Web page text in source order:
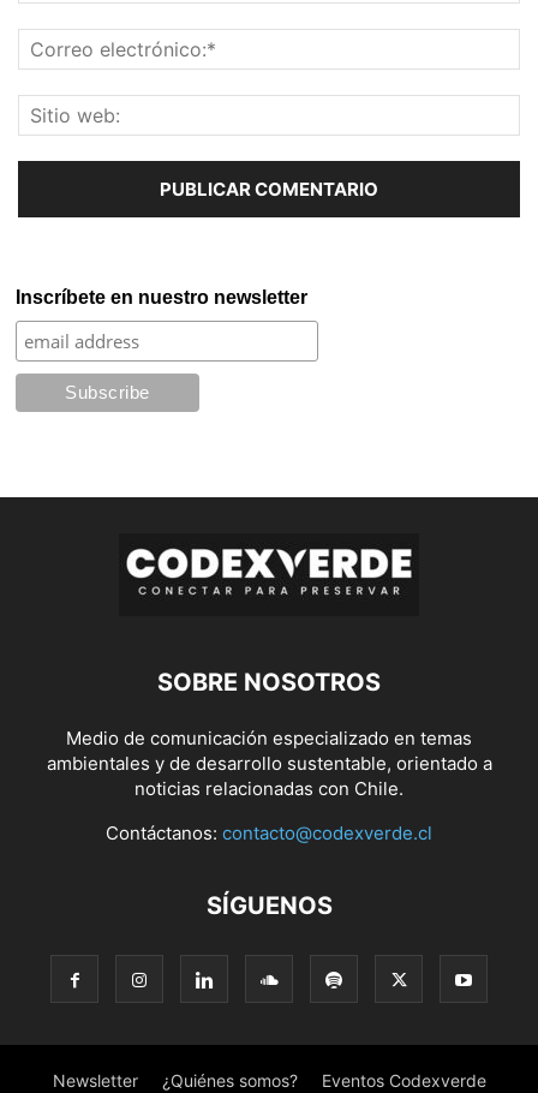
Inscríbete en nuestro newsletter
SOBRE NOSOTROS
Medio de comunicación especializado en temas
ambientales y de desarrollo sustentable, orientado a
noticias relacionadas con Chile.
Contáctanos: contacto@codexverde.cl
SÍGUENOS
Newsletter ¿Quiénes somos? Eventos Codexverde